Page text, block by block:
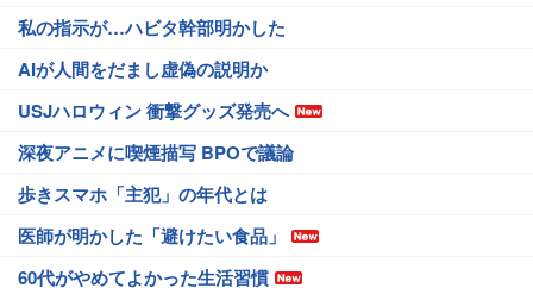
私の指示が…ハビタ幹部明かした
AIが人間をだまし虚偽の説明か
USJハロウィン 衝撃グッズ発売へ
深夜アニメに喫煙描写 BPOで議論
歩きスマホ「主犯」の年代とは
医師が明かした「避けたい食品」
60代がやめてよかった生活習慣